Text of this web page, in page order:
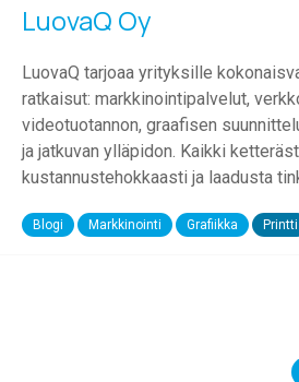
LuovaQ Oy
LuovaQ tarjoaa yrityksille
ratkaisut: markkinointipalvelut,
videotuotannon, graafisen
ja jatkuvan ylläpidon. Kaikki
kustannustehokkaasti ja laadusta
Blogi Markkinointi Grafiikka Printti